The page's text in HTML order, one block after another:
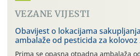
VEZANE VIJESTI
Obavijest o lokacijama
ambalaže od pesticida za kolovoz
Prima se opasna otpadna ambalaža